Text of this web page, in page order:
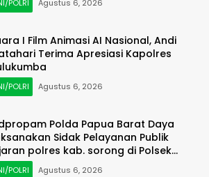
POLRI Agustus 6, 2026
I Film Animasi AI Nasional, Andi
Terima Apresiasi Kapolres
POLRI Agustus 6, 2026
Polda Papua Barat Daya
Sidak Pelayanan Publik
polres kab. sorong di Polsek
POLRI Agustus 6, 2026